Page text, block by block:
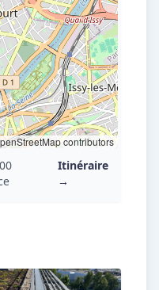
contributors
Itinéraire
→